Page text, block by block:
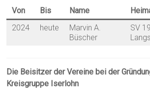
Von Bis Name
2024
heute
Marvin A.
Büscher
SV
Die Beisitzer der Vereine bei der
Kreisgruppe Iserlohn